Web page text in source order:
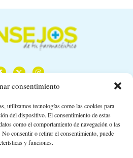
consentimiento
utilizamos tecnologías como las cookies para
del dispositivo. El consentimiento de estas
como el comportamiento de navegación o las
consentir o retirar el consentimiento, puede
y funciones.
Descubrimientos, 11,
Sevilla